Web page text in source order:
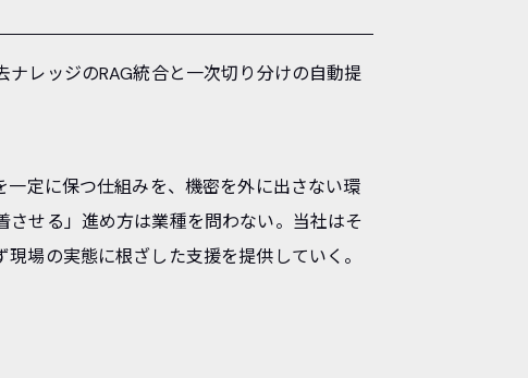
レッジのRAG統合と一次切り分けの自動提
定に保つ仕組みを、機密を外に出さない環
せる」進め方は業種を問わない。当社はそ
場の実態に根ざした支援を提供していく。